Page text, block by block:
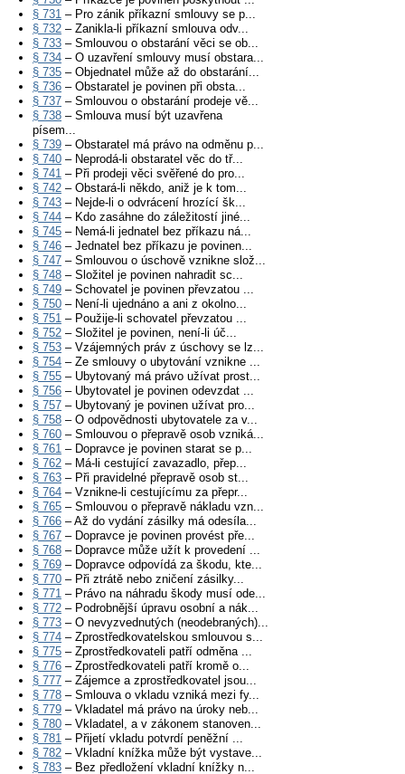
§ 731 – Pro zánik příkazní smlouvy se p...
§ 732 – Zanikla-li příkazní smlouva odv...
§ 733 – Smlouvou o obstarání věci se ob...
§ 734 – O uzavření smlouvy musí obstara...
§ 735 – Objednatel může až do obstarání...
§ 736 – Obstaratel je povinen při obsta...
§ 737 – Smlouvou o obstarání prodeje vě...
§ 738 – Smlouva musí být uzavřena
písem...
§ 739 – Obstaratel má právo na odměnu p...
§ 740 – Neprodá-li obstaratel věc do tř...
§ 741 – Při prodeji věci svěřené do pro...
§ 742 – Obstará-li někdo, aniž je k tom...
§ 743 – Nejde-li o odvrácení hrozící šk...
§ 744 – Kdo zasáhne do záležitostí jiné...
§ 745 – Nemá-li jednatel bez příkazu ná...
§ 746 – Jednatel bez příkazu je povinen...
§ 747 – Smlouvou o úschově vznikne slož...
§ 748 – Složitel je povinen nahradit sc...
§ 749 – Schovatel je povinen převzatou ...
§ 750 – Není-li ujednáno a ani z okolno...
§ 751 – Použije-li schovatel převzatou ...
§ 752 – Složitel je povinen, není-li úč...
§ 753 – Vzájemných práv z úschovy se lz...
§ 754 – Ze smlouvy o ubytování vznikne ...
§ 755 – Ubytovaný má právo užívat prost...
§ 756 – Ubytovatel je povinen odevzdat ...
§ 757 – Ubytovaný je povinen užívat pro...
§ 758 – O odpovědnosti ubytovatele za v...
§ 760 – Smlouvou o přepravě osob vzniká...
§ 761 – Dopravce je povinen starat se p...
§ 762 – Má-li cestující zavazadlo, přep...
§ 763 – Při pravidelné přepravě osob st...
§ 764 – Vznikne-li cestujícímu za přepr...
§ 765 – Smlouvou o přepravě nákladu vzn...
§ 766 – Až do vydání zásilky má odesíla...
§ 767 – Dopravce je povinen provést pře...
§ 768 – Dopravce může užít k provedení ...
§ 769 – Dopravce odpovídá za škodu, kte...
§ 770 – Při ztrátě nebo zničení zásilky...
§ 771 – Právo na náhradu škody musí ode...
§ 772 – Podrobnější úpravu osobní a nák...
§ 773 – O nevyzvednutých (neodebraných)...
§ 774 – Zprostředkovatelskou smlouvou s...
§ 775 – Zprostředkovateli patří odměna ...
§ 776 – Zprostředkovateli patří kromě o...
§ 777 – Zájemce a zprostředkovatel jsou...
§ 778 – Smlouva o vkladu vzniká mezi fy...
§ 779 – Vkladatel má právo na úroky neb...
§ 780 – Vkladatel, a v zákonem stanoven...
§ 781 – Přijetí vkladu potvrdí peněžní ...
§ 782 – Vkladní knížka může být vystave...
§ 783 – Bez předložení vkladní knížky n...